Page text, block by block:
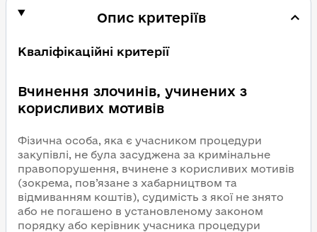
Опис критеріїв
Кваліфікаційні критерії
Вчинення злочинів, учинених з
корисливих мотивів
Фізична особа, яка є учасником процедури
закупівлі, не була засуджена за кримінальне
правопорушення, вчинене з корисливих мотивів
(зокрема, пов’язане з хабарництвом та
відмиванням коштів), судимість з якої не знято
або не погашено в установленому законом
порядку або керівник учасника процедури